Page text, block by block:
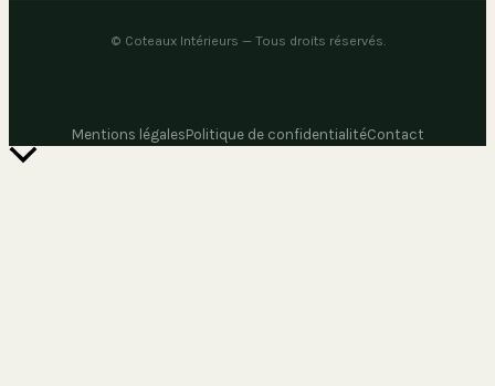
© Coteaux Intérieurs — Tous droits réservés.
Mentions légalesPolitique de confidentialitéContact